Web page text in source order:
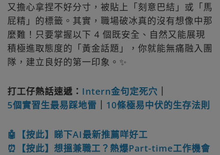
又擔心拿捏不好分寸，被貼上「刻意巴結」或「馬
屁精」的標籤。其實，職場破冰真的沒有想像中那
麼難！只要掌握以下 4 個既安全、自然又能展現
積極進取態度的「黃金話題」，你就能無痛融入團
隊，建立良好的第一印象。✨
打工仔熱話速遞： Intern金句定死穴
5個實習生最易踩地雷
10條極易中伏的生存法則
🤖【按此】睇下AI最新推薦咩好工
⏰【按此】想搵兼職工？熱爆Part-time工作機會